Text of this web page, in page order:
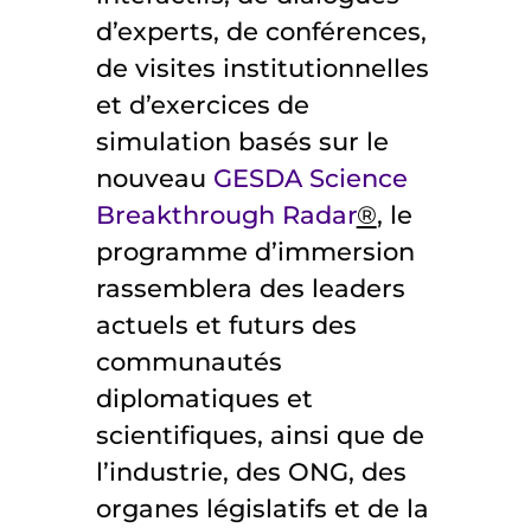
d’experts, de conférences,
de visites institutionnelles
et d’exercices de
simulation basés sur le
nouveau GESDA Science
Breakthrough Radar®, le
programme d’immersion
rassemblera des leaders
actuels et futurs des
communautés
diplomatiques et
scientifiques, ainsi que de
l’industrie, des ONG, des
organes législatifs et de la